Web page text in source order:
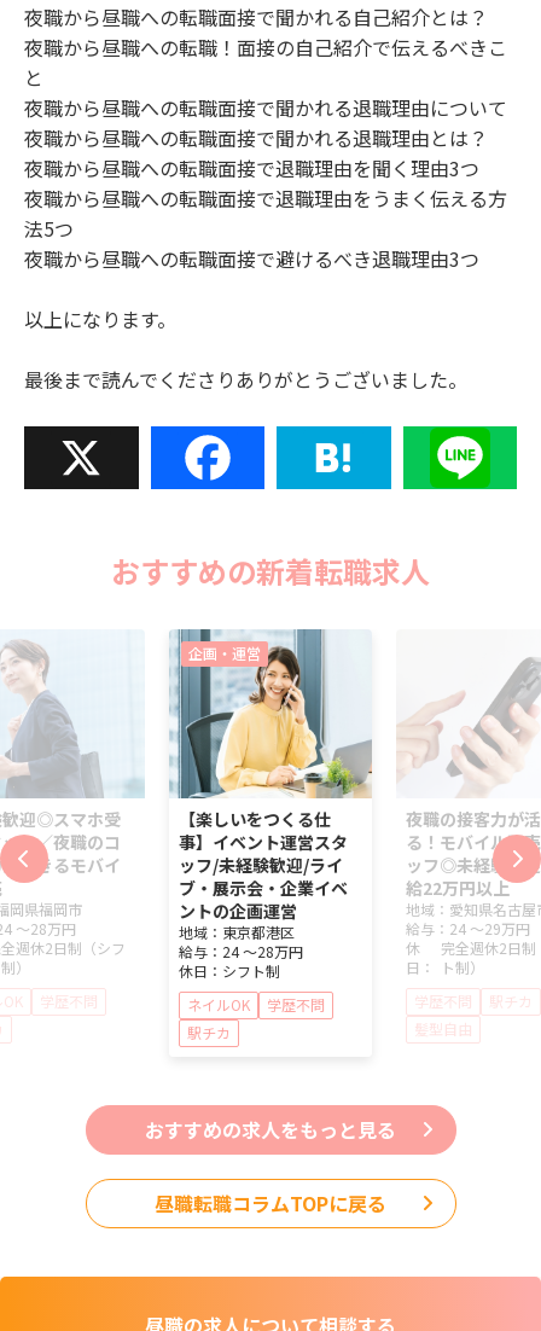
夜職から昼職への転職面接で聞かれる自己紹介とは？
夜職から昼職への転職！面接の自己紹介で伝えるべきこ
と
夜職から昼職への転職面接で聞かれる退職理由について
夜職から昼職への転職面接で聞かれる退職理由とは？
夜職から昼職への転職面接で退職理由を聞く理由3つ
夜職から昼職への転職面接で退職理由をうまく伝える方
法5つ
夜職から昼職への転職面接で避けるべき退職理由3つ
以上になります。
最後まで読んでくださりありがとうございました。
Facebook Hatena Line
おすすめの新着転職求人
迎◎スマホ受
フ／夜職のコ
活きるモバイ
岡県福岡市
～28万円
週休2日制（シフ
）
学歴不問
企画・運営
【楽しいをつくる仕
事】イベント運営スタ
ッフ/未経験歓迎/ライ
ブ・展示会・企業イベ
ントの企画運営
地域： 東京都港区
給与： 24 ～28万円
休日： シフト制
ネイルOK
学歴不問
駅チカ
夜職の接客力が
る！モバイル販
ッフ◎未経験歓
給22万円以上
地域： 愛知県名古屋
給与： 24 ～29万円
休
日：
完全週休2日制
ト制）
学歴不問
駅チカ
髪型自由
おすすめの求人をもっと見る
昼職転職コラムTOPに戻る
昼職の求人について相談する